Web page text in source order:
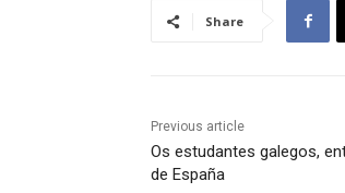
Share
Previous article
Os estudantes galegos,
de España